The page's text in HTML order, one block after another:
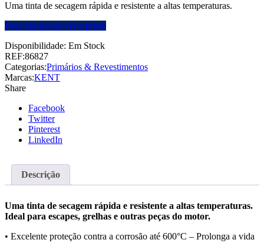
Uma tinta de secagem rápida e resistente a altas temperaturas.
Faça login para ver o preço
Disponibilidade: Em Stock
REF:86827
Categorias:Primários & Revestimentos
Marcas:KENT
Share
Facebook
Twitter
Pinterest
LinkedIn
Descrição
Uma tinta de secagem rápida e resistente a altas temperaturas.
Ideal para escapes, grelhas e outras peças do motor.
• Excelente proteção contra a corrosão até 600°C – Prolonga a vida